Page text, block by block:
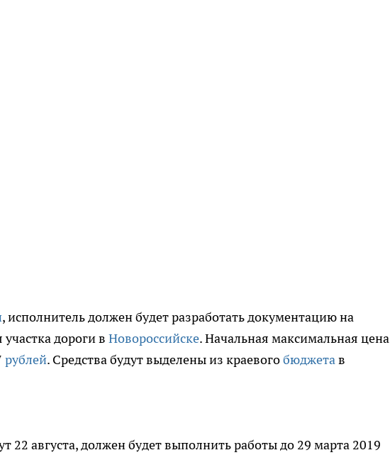
, исполнитель должен будет разработать документацию на
дороги в Новороссийске. Начальная максимальная цена
рублей. Средства будут выделены из краевогобюджетав
22 августа, должен будет выполнить работы до 29 марта 2019